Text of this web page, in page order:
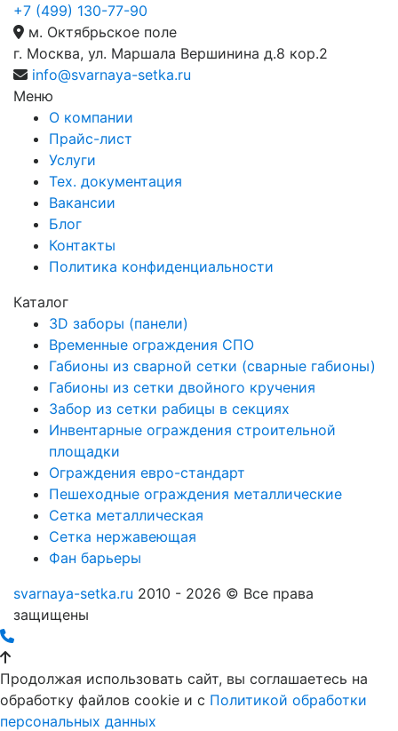
+7 (499) 130-77-90
м. Октябрьское поле
г. Москва, ул. Маршала Вершинина д.8 кор.2
info@svarnaya-setka.ru
Меню
О компании
Прайс-лист
Услуги
Тех. документация
Вакансии
Блог
Контакты
Политика конфиденциальности
Каталог
3D заборы (панели)
Временные ограждения СПО
Габионы из сварной сетки (сварные габионы)
Габионы из сетки двойного кручения
Забор из сетки рабицы в секциях
Инвентарные ограждения строительной
площадки
Ограждения евро-стандарт
Пешеходные ограждения металлические
Сетка металлическая
Сетка нержавеющая
Фан барьеры
svarnaya-setka.ru 2010 - 2026 © Все права
защищены
Продолжая использовать сайт, вы соглашаетесь на
обработку файлов cookie и c Политикой обработки
персональных данных